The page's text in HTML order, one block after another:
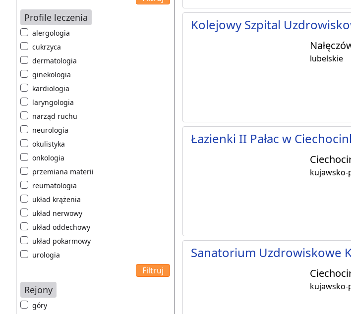
Profile leczenia
alergologia
cukrzyca
dermatologia
ginekologia
kardiologia
laryngologia
narząd ruchu
neurologia
okulistyka
onkologia
przemiana materii
reumatologia
układ krążenia
układ nerwowy
układ oddechowy
układ pokarmowy
urologia
Rejony
góry
Kolejowy Szpital
lubelskie
Łazienki II Pałac w
Sanatorium Uzdrowiskowe